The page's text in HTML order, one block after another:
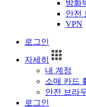
방화
안전
VPN
로그인
자세히
내 계정
소매 카드
안전 브라
로그인